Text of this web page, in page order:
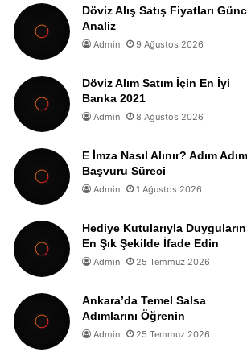
Döviz Alış Satış Fiyatları
Analiz
Admin 9 Ağustos 2026
Döviz Alım Satım İçin En İyi
Banka 2021
Admin 8 Ağustos 2026
E İmza Nasıl Alınır? Adım Adım
Başvuru Süreci
Admin 1 Ağustos 2026
Hediye Kutularıyla
En Şık Şekilde İfade Edin
Admin 25 Temmuz 2026
Ankara’da Temel Salsa
Adımlarını Öğrenin
Admin 25 Temmuz 2026